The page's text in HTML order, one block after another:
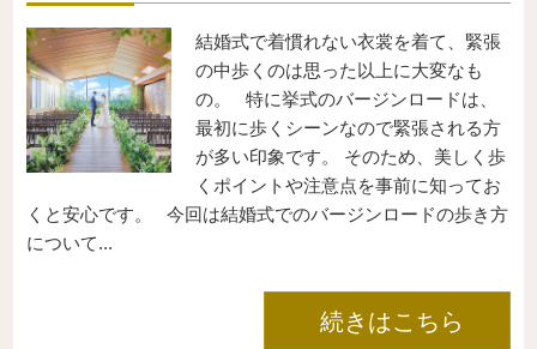
結婚式で着慣れない衣裳を着て、緊張
の中歩くのは思った以上に大変なも
の。 特に挙式のバージンロードは、
最初に歩くシーンなので緊張される方
が多い印象です。 そのため、美しく歩
くポイントや注意点を事前に知ってお
くと安心です。 今回は結婚式でのバージンロードの歩き方
について...
続きはこちら